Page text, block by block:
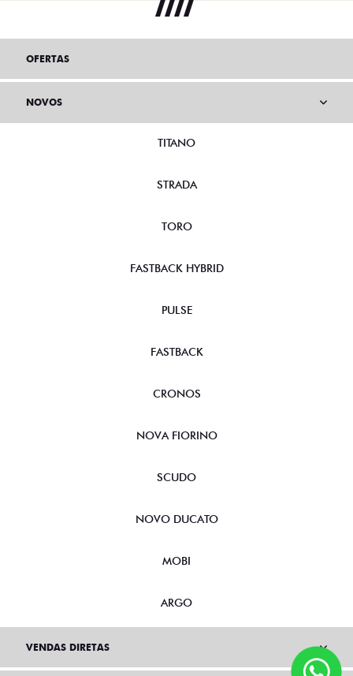
OFERTAS
NOVOS
TITANO
STRADA
TORO
FASTBACK HYBRID
PULSE
FASTBACK
CRONOS
NOVA FIORINO
SCUDO
NOVO DUCATO
MOBI
ARGO
VENDAS DIRETAS